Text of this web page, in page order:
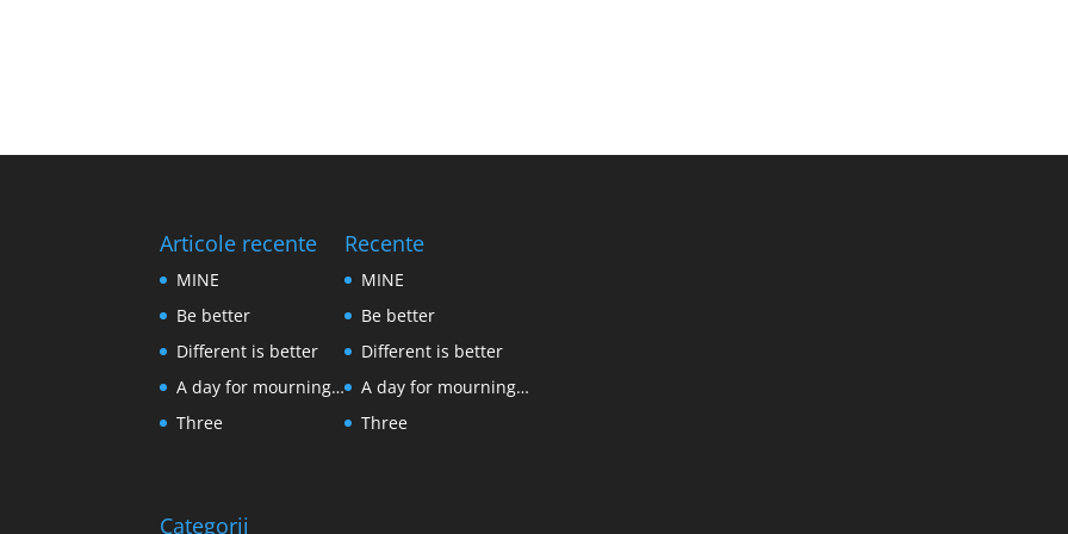
Articole recente
MINE
Be better
Different is better
A day for mourning…
Three
Recente
MINE
Be better
Different is better
A day for mourning…
Three
Categorii